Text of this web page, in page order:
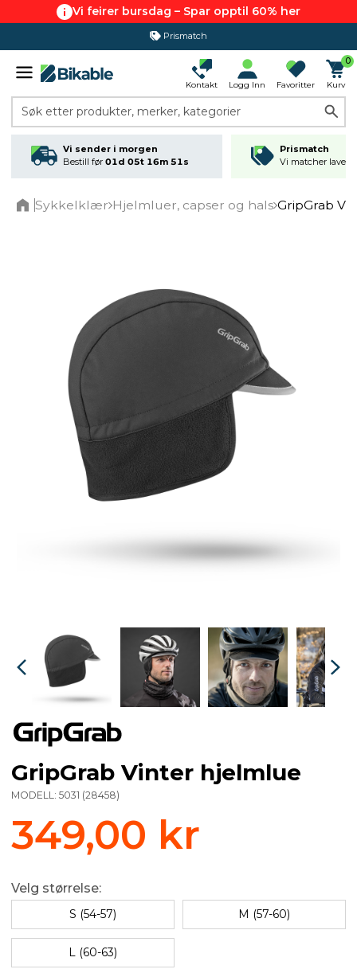
Vi feirer bursdag – Spar opptil 60% her
Prismatch
365 dagers åpent kjøp
Kontakt Logg Inn Favoritter
0
Kurv
Søk etter produkter, merker, kategorier
Vi sender i morgen
Bestill før 01d 05t 16m 51s
Prismatch
Vi matcher
Sykkelklær Hjelmluer, capser og hals GripGrab
GripGrab Vinter hjelmlue
MODELL: 5031 (28458)
349,00 kr
Velg størrelse:
S (54-57) M (57-60)
L (60-63)